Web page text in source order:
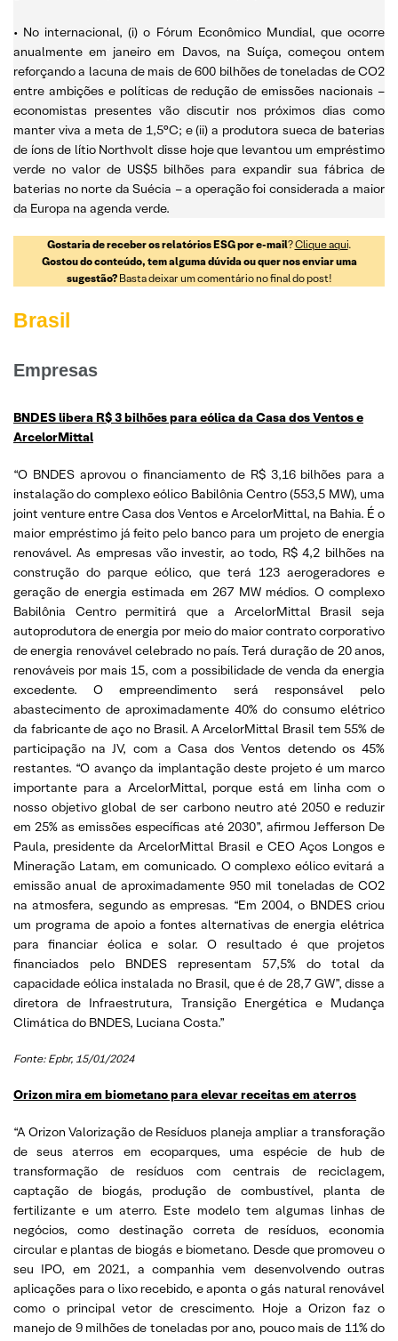
• No internacional, (i) o Fórum Econômico Mundial, que ocorre
anualmente em janeiro em Davos, na Suíça, começou ontem
reforçando a lacuna de mais de 600 bilhões de toneladas de CO2
entre ambições e políticas de redução de emissões nacionais –
economistas presentes vão discutir nos próximos dias como
manter viva a meta de 1,5°C; e (ii) a produtora sueca de baterias
de íons de lítio Northvolt disse hoje que levantou um empréstimo
verde no valor de US$5 bilhões para expandir sua fábrica de
baterias no norte da Suécia – a operação foi considerada a maior
da Europa na agenda verde.
Gostaria de receber os relatórios ESG por e-mail?Clique aqui.
Gostou do conteúdo, tem alguma dúvida ou quer nos enviar uma
sugestão?Basta deixar um comentário no final do post!
Brasil
Empresas
BNDES libera R$ 3 bilhões para eólica da Casa dos Ventos e
ArcelorMittal
“O BNDES aprovou o financiamento de R$ 3,16 bilhões para a
instalação do complexo eólico Babilônia Centro (553,5 MW), uma
joint venture entre Casa dos Ventos e ArcelorMittal, na Bahia. É o
maior empréstimo já feito pelo banco para um projeto de energia
renovável. As empresas vão investir, ao todo, R$ 4,2 bilhões na
construção do parque eólico, que terá 123 aerogeradores e
geração de energia estimada em 267 MW médios. O complexo
Babilônia Centro permitirá que a ArcelorMittal Brasil seja
autoprodutora de energia por meio do maior contrato corporativo
de energia renovável celebrado no país. Terá duração de 20 anos,
renováveis por mais 15, com a possibilidade de venda da energia
excedente. O empreendimento será responsável pelo
abastecimento de aproximadamente 40% do consumo elétrico
da fabricante de aço no Brasil. A ArcelorMittal Brasil tem 55% de
participação na JV, com a Casa dos Ventos detendo os 45%
restantes. “O avanço da implantação deste projeto é um marco
importante para a ArcelorMittal, porque está em linha com o
nosso objetivo global de ser carbono neutro até 2050 e reduzir
em 25% as emissões específicas até 2030”, afirmou Jefferson De
Paula, presidente da ArcelorMittal Brasil e CEO Aços Longos e
Mineração Latam, em comunicado. O complexo eólico evitará a
emissão anual de aproximadamente 950 mil toneladas de CO2
na atmosfera, segundo as empresas. “Em 2004, o BNDES criou
um programa de apoio a fontes alternativas de energia elétrica
para financiar éolica e solar. O resultado é que projetos
financiados pelo BNDES representam 57,5% do total da
capacidade eólica instalada no Brasil, que é de 28,7 GW”, disse a
diretora de Infraestrutura, Transição Energética e Mudança
Climática do BNDES, Luciana Costa.”
Fonte: Epbr, 15/01/2024
Orizon mira em biometano para elevar receitas em aterros
“A Orizon Valorização de Resíduos planeja ampliar a transforação
de seus aterros em ecoparques, uma espécie de hub de
transformação de resíduos com centrais de reciclagem,
captação de biogás, produção de combustível, planta de
fertilizante e um aterro. Este modelo tem algumas linhas de
negócios, como destinação correta de resíduos, economia
circular e plantas de biogás e biometano. Desde que promoveu o
seu IPO, em 2021, a companhia vem desenvolvendo outras
aplicações para o lixo recebido, e aponta o gás natural renovável
como o principal vetor de crescimento. Hoje a Orizon faz o
manejo de 9 milhões de toneladas por ano, pouco mais de 11% do